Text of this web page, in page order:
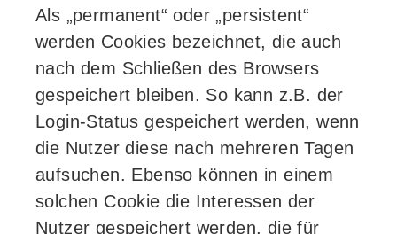
Als „permanent“ oder „persistent“
werden Cookies bezeichnet, die auch
nach dem Schließen des Browsers
gespeichert bleiben. So kann z.B. der
Login-Status gespeichert werden, wenn
die Nutzer diese nach mehreren Tagen
aufsuchen. Ebenso können in einem
solchen Cookie die Interessen der
Nutzer gespeichert werden, die für